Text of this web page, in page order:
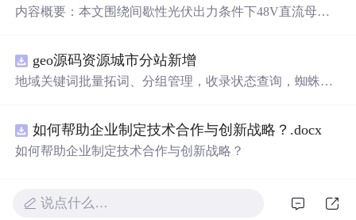
刻感悟。
内容概要：本文围绕间歇性光伏出力条件下48V直流母线
子电池储能系统在离网直流微网中的能量均衡建模方法及
分层控制策略。通过Simulink平台构建完整的光伏储能直流
大功率点跟踪（MPPT）与储能系统的协同控制，有效应
对光照波动引起的功率供需失衡问题。研究采用双PI闭环
控制、模型预测控制（MPC）等多种先进控制算法，显著
现了储能系统在削峰填谷中的优化运行，对于增强离网微
网的供电可靠性与能源利用效率具有重要理论价值和工程
geo源码资源城市分站新增
地域关键词批量拓词、分组管理，收录状态查询，蜘蛛访
码交付，私有化部署到自己服务器，非 SaaS 账号，拥有完
整程序文件，支持二次开发定制 PC + 移动端适配，自带基
如何帮助企业制定技术合作与创新战略？.docx
如何帮助企业制定技术合作与创新战略？
说点什么…